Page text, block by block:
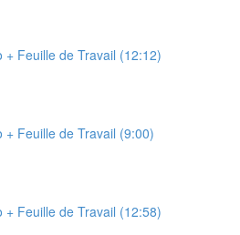
+ Feuille de Travail (12:12)
+ Feuille de Travail (9:00)
+ Feuille de Travail (12:58)